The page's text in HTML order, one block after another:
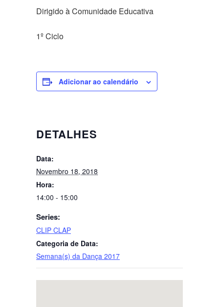
Dirigido à Comunidade Educativa
1º Ciclo
Adicionar ao calendário
DETALHES
Data:
Novembro 18, 2018
Hora:
14:00 - 15:00
Series:
CLIP CLAP
Categoria de Data:
Semana(s) da Dança 2017